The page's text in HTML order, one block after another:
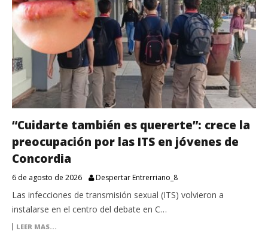
“Cuidarte también es quererte”: crece la
preocupación por las ITS en jóvenes de
Concordia
6 de agosto de 2026 Despertar Entrerriano_8
Las infecciones de transmisión sexual (ITS) volvieron a
instalarse en el centro del debate en C…
LEER MAS...